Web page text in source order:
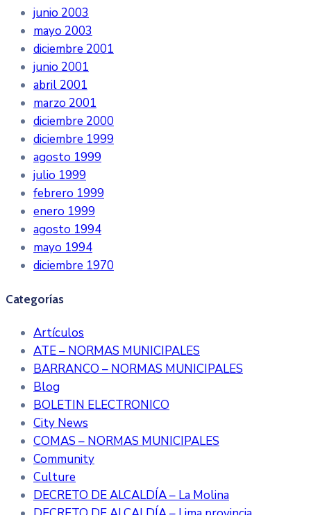
junio 2003
mayo 2003
diciembre 2001
junio 2001
abril 2001
marzo 2001
diciembre 2000
diciembre 1999
agosto 1999
julio 1999
febrero 1999
enero 1999
agosto 1994
mayo 1994
diciembre 1970
Categorías
Artículos
ATE – NORMAS MUNICIPALES
BARRANCO – NORMAS MUNICIPALES
Blog
BOLETIN ELECTRONICO
City News
COMAS – NORMAS MUNICIPALES
Community
Culture
DECRETO DE ALCALDÍA – La Molina